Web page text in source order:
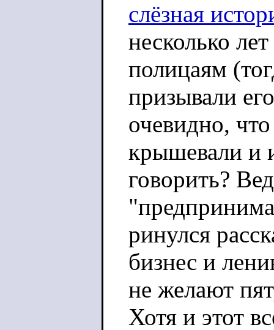
слёзная
несколько
полицаям
призывали
очевидно,
крышевали и
говорить?
ринулся
бизнес и
не желают
Хотя и этот